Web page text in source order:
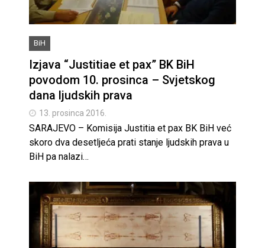
BiH
Izjava “Justitiae et pax” BK BiH
povodom 10. prosinca – Svjetskog
dana ljudskih prava
13. prosinca 2016.
SARAJEVO – Komisija Justitia et pax BK BiH već
skoro dva desetljeća prati stanje ljudskih prava u
BiH pa nalazi…